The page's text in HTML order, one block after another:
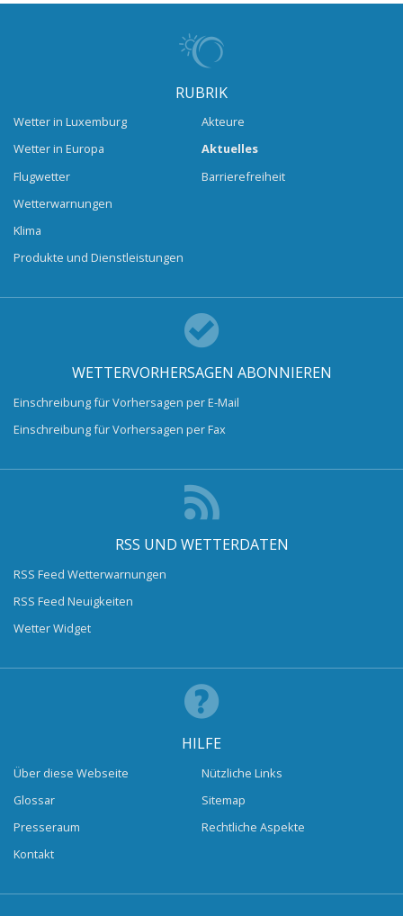
RUBRIK
Wetter in Luxemburg
Wetter in Europa
Flugwetter
Wetterwarnungen
Klima
Produkte und Dienstleistungen
Akteure
Aktuelles
Barrierefreiheit
WETTERVORHERSAGEN ABONNIEREN
Einschreibung für Vorhersagen per E-Mail
Einschreibung für Vorhersagen per Fax
RSS UND WETTERDATEN
RSS Feed Wetterwarnungen
RSS Feed Neuigkeiten
Wetter Widget
HILFE
Über diese Webseite
Glossar
Presseraum
Kontakt
Nützliche Links
Sitemap
Rechtliche Aspekte